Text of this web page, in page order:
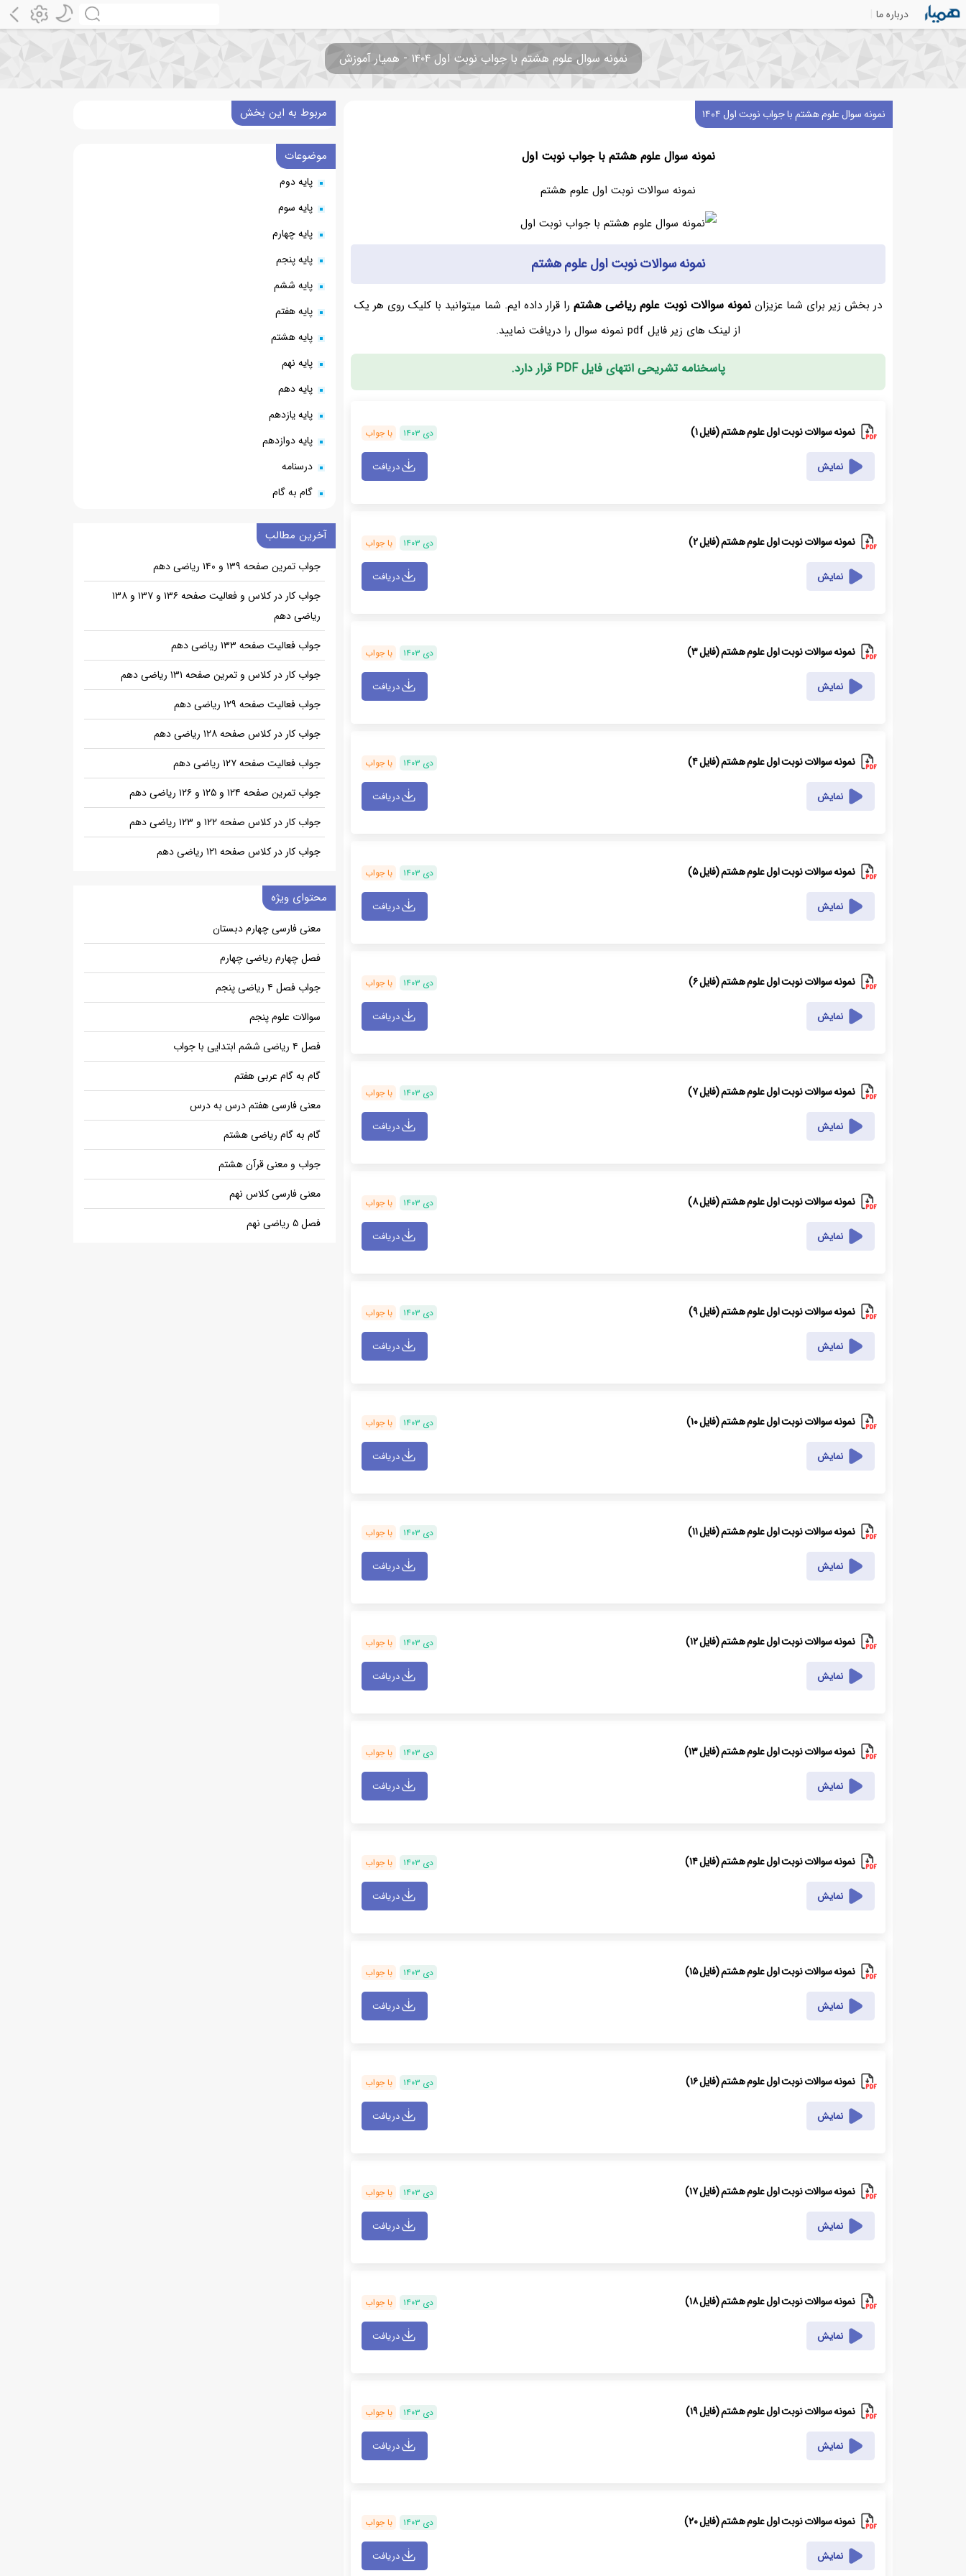
درباره ما
نمونه سوال علوم هشتم با جواب نوبت اول ۱۴۰۴ - همیار آموزش
نمونه سوال علوم هشتم با جواب نوبت اول ۱۴۰۴
نمونه سوال علوم هشتم با جواب نوبت اول
نمونه سوالات نوبت اول علوم هشتم
نمونه سوالات نوبت اول علوم هشتم
در بخش زیر برای شما عزیزان نمونه سوالات نوبت علوم ریاضی هشتمرا قرار داده ایم. شما میتوانید با کلیک روی هر یک
از لینک های زیر فایل pdf نمونه سوال را دریافت نمایید.
پاسخنامه تشریحی انتهای فایل PDF قرار دارد.
نمونه سوالات نوبت اول علوم هشتم (فایل ۱) دی ۱۴۰۳ با جواب
نمایش دریافت
نمونه سوالات نوبت اول علوم هشتم (فایل ۲) دی ۱۴۰۳ با جواب
نمایش دریافت
نمونه سوالات نوبت اول علوم هشتم (فایل ۳) دی ۱۴۰۳ با جواب
نمایش دریافت
نمونه سوالات نوبت اول علوم هشتم (فایل ۴) دی ۱۴۰۳ با جواب
نمایش دریافت
نمونه سوالات نوبت اول علوم هشتم (فایل ۵) دی ۱۴۰۳ با جواب
نمایش دریافت
نمونه سوالات نوبت اول علوم هشتم (فایل ۶) دی ۱۴۰۳ با جواب
نمایش دریافت
نمونه سوالات نوبت اول علوم هشتم (فایل ۷) دی ۱۴۰۳ با جواب
نمایش دریافت
نمونه سوالات نوبت اول علوم هشتم (فایل ۸) دی ۱۴۰۳ با جواب
نمایش دریافت
نمونه سوالات نوبت اول علوم هشتم (فایل ۹) دی ۱۴۰۳ با جواب
نمایش دریافت
نمونه سوالات نوبت اول علوم هشتم (فایل ۱۰) دی ۱۴۰۳ با جواب
نمایش دریافت
نمونه سوالات نوبت اول علوم هشتم (فایل ۱۱) دی ۱۴۰۳ با جواب
نمایش دریافت
نمونه سوالات نوبت اول علوم هشتم (فایل ۱۲) دی ۱۴۰۳ با جواب
نمایش دریافت
نمونه سوالات نوبت اول علوم هشتم (فایل ۱۳) دی ۱۴۰۳ با جواب
نمایش دریافت
نمونه سوالات نوبت اول علوم هشتم (فایل ۱۴) دی ۱۴۰۳ با جواب
نمایش دریافت
نمونه سوالات نوبت اول علوم هشتم (فایل ۱۵) دی ۱۴۰۳ با جواب
نمایش دریافت
نمونه سوالات نوبت اول علوم هشتم (فایل ۱۶) دی ۱۴۰۳ با جواب
نمایش دریافت
نمونه سوالات نوبت اول علوم هشتم (فایل ۱۷) دی ۱۴۰۳ با جواب
نمایش دریافت
نمونه سوالات نوبت اول علوم هشتم (فایل ۱۸) دی ۱۴۰۳ با جواب
نمایش دریافت
نمونه سوالات نوبت اول علوم هشتم (فایل ۱۹) دی ۱۴۰۳ با جواب
نمایش دریافت
نمونه سوالات نوبت اول علوم هشتم (فایل ۲۰) دی ۱۴۰۳ با جواب
نمایش دریافت
مربوط به این بخش
موضوعات
پایه دوم
پایه سوم
پایه چهارم
پایه پنجم
پایه ششم
پایه هفتم
پایه هشتم
پایه نهم
پایه دهم
پایه یازدهم
پایه دوازدهم
درسنامه
گام به گام
آخرین مطالب
جواب تمرین صفحه ۱۳۹ و ۱۴۰ ریاضی دهم
جواب کار در کلاس و فعالیت صفحه ۱۳۶ و ۱۳۷ و ۱۳۸
ریاضی دهم
جواب فعالیت صفحه ۱۳۳ ریاضی دهم
جواب کار در کلاس و تمرین صفحه ۱۳۱ ریاضی دهم
جواب فعالیت صفحه ۱۲۹ ریاضی دهم
جواب کار در کلاس صفحه ۱۲۸ ریاضی دهم
جواب فعالیت صفحه ۱۲۷ ریاضی دهم
جواب تمرین صفحه ۱۲۴ و ۱۲۵ و ۱۲۶ ریاضی دهم
جواب کار در کلاس صفحه ۱۲۲ و ۱۲۳ ریاضی دهم
جواب کار در کلاس صفحه ۱۲۱ ریاضی دهم
محتوای ویژه
معنی فارسی چهارم دبستان
فصل چهارم ریاضی چهارم
جواب فصل ۴ ریاضی پنجم
سوالات علوم پنجم
فصل ۴ ریاضی ششم ابتدایی با جواب
گام به گام عربی هفتم
معنی فارسی هفتم درس به درس
گام به گام ریاضی هشتم
جواب و معنی قرآن هشتم
معنی فارسی کلاس نهم
فصل ۵ ریاضی نهم